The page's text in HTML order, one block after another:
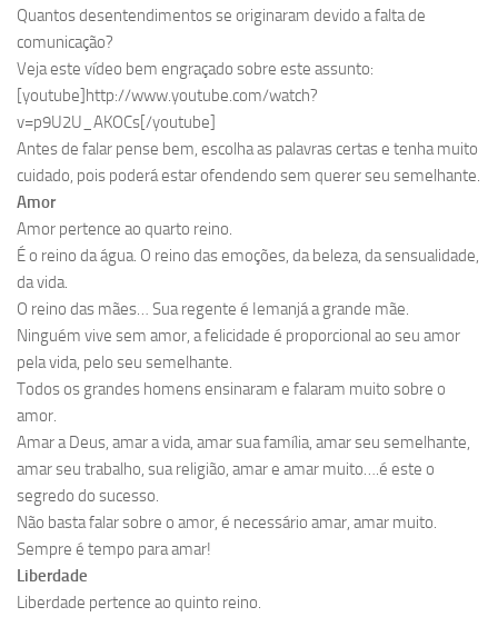
Quantos desentendimentos se originaram devido a falta de
comunicação?
Veja este vídeo bem engraçado sobre este assunto:
[youtube]http://www.youtube.com/watch?
v=p9U2U_AKOCs[/youtube]
Antes de falar pense bem, escolha as palavras certas e tenha muito
cuidado, pois poderá estar ofendendo sem querer seu semelhante.
Amor
Amor pertence ao quarto reino.
É o reino da água. O reino das emoções, da beleza, da sensualidade,
da vida.
O reino das mães… Sua regente é Iemanjá a grande mãe.
Ninguém vive sem amor, a felicidade é proporcional ao seu amor
pela vida, pelo seu semelhante.
Todos os grandes homens ensinaram e falaram muito sobre o
amor.
Amar a Deus, amar a vida, amar sua família, amar seu semelhante,
amar seu trabalho, sua religião, amar e amar muito….é este o
segredo do sucesso.
Não basta falar sobre o amor, é necessário amar, amar muito.
Sempre é tempo para amar!
Liberdade
Liberdade pertence ao quinto reino.